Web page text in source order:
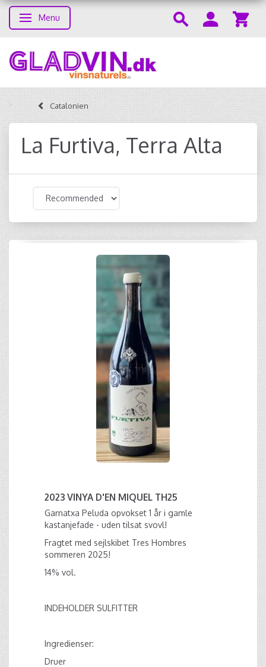
Toggle navigation
Menu
Catalonien
La Furtiva, Terra Alta
2023 VINYA D'EN MIQUEL TH25
Garnatxa Peluda opvokset 1 år i gamle
kastanjefade - uden tilsat svovl!
Fragtet med sejlskibet Tres Hombres
sommeren 2025!
14% vol.
INDEHOLDER SULFITTER
Ingredienser:
Druer